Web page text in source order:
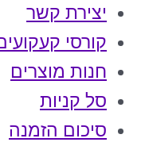
יצירת קשר
קורסי
חנות מוצרים
סל קניות
סיכום הזמנה